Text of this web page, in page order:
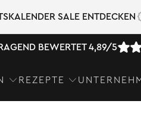
SALE ENTDECKEN
BEWERTET 4,89/5
REZEPTE